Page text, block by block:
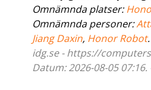
Omnämnda platser:
Omnämnda personer:
Jiang Daxin, Honor Robot.
idg.se - https://
Datum: 2026-08-05 07:16.